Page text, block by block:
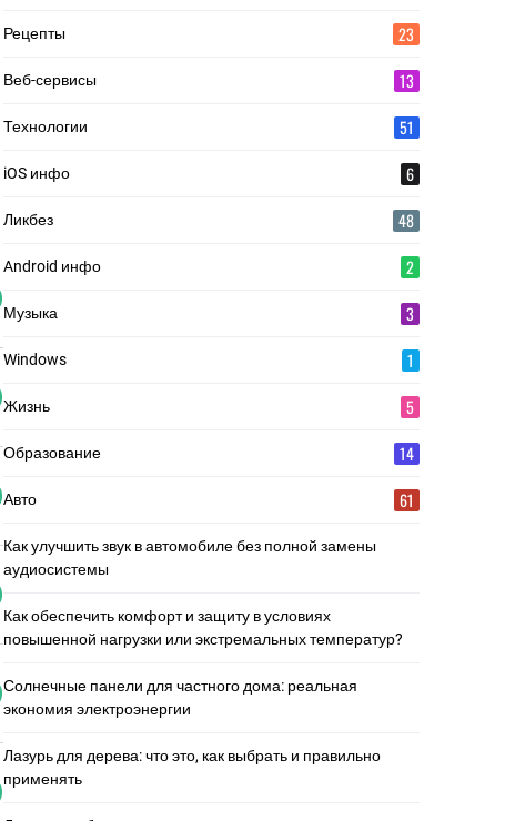
Рецепты 23
Веб-сервисы 13
Технологии 51
iOS инфо 6
Ликбез 48
Android инфо 2
Музыка 3
Windows 1
Жизнь 5
Образование 14
Авто 61
Как улучшить звук в автомобиле без полной замены
аудиосистемы
Как обеспечить комфорт и защиту в условиях
повышенной нагрузки или экстремальных температур?
Солнечные панели для частного дома: реальная
экономия электроэнергии
Лазурь для дерева: что это, как выбрать и правильно
применять